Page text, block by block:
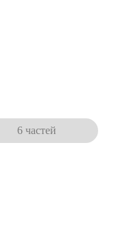
6 частей